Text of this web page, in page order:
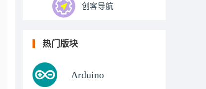
创客导航
热门版块
Arduino